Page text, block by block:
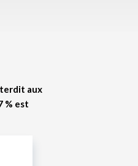
aux
% est